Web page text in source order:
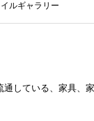
ルギャラリー
している、家具